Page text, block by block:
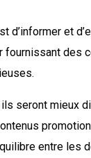
d’informer et
fournissant des
seront mieux
entre les